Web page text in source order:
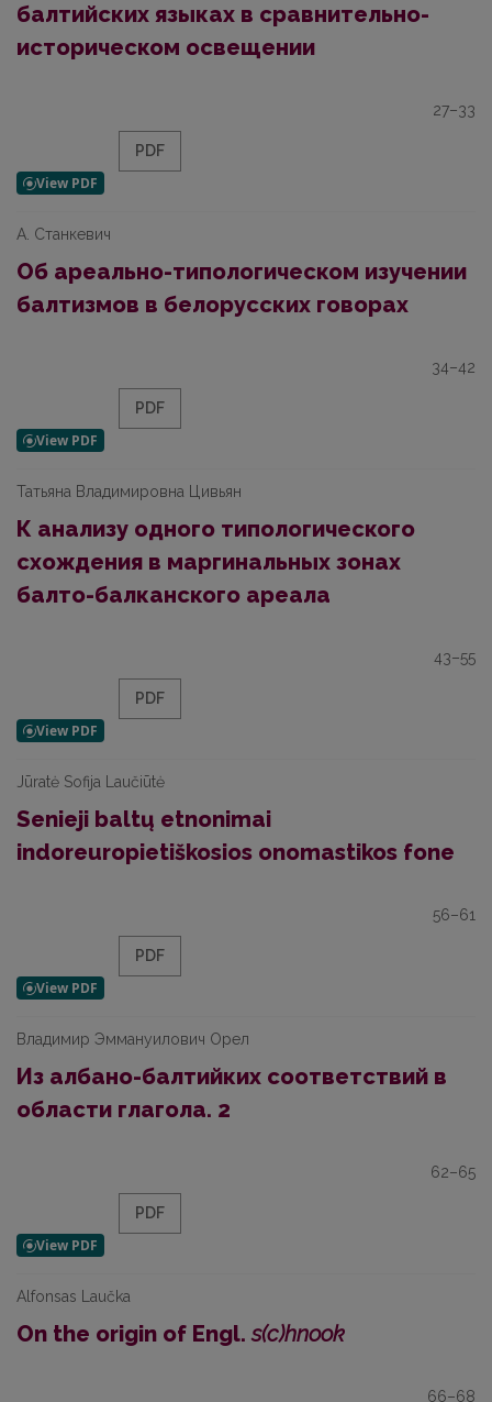
балтийских языках в сравнительно-
историческом освещении
27–33
PDF
А. Станкевич
Об ареально-типологическом изучении
балтизмов в белорусских говорах
34–42
PDF
Татьяна Владимировна Цивьян
К анализу одного типологического
схождения в маргинальных зонах
балто-балканского ареала
43–55
PDF
Jūratė Sofija Laučiūtė
Senieji baltų etnonimai
indoreuropietiškosios onomastikos fone
56–61
PDF
Владимир Эммануилович Орел
Из албано-балтийких соответствий в
области глагола. 2
62–65
PDF
Alfonsas Laučka
On the origin of Engl.s(c)hnook
66–68